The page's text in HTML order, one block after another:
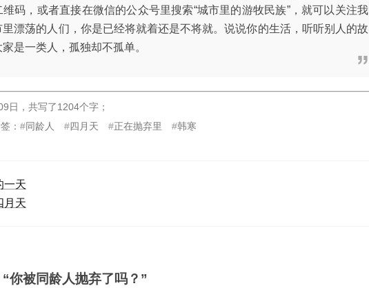
码，或者直接在微信的公众号里搜索“城市里的游牧民族”，就可以关注我
漂荡的人们，你是已经将就着还是不将就。说说你的生活，听听别人的故
是一类人，孤独却不孤单。
日 ， 共写了1204个字 ；
：
同龄人 四月天 正在抛弃里 韩寒
一天
月天
你被同龄人抛弃了吗？”